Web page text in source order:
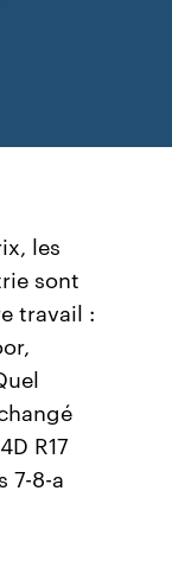
les
sont
travail :
R17
7-8-a